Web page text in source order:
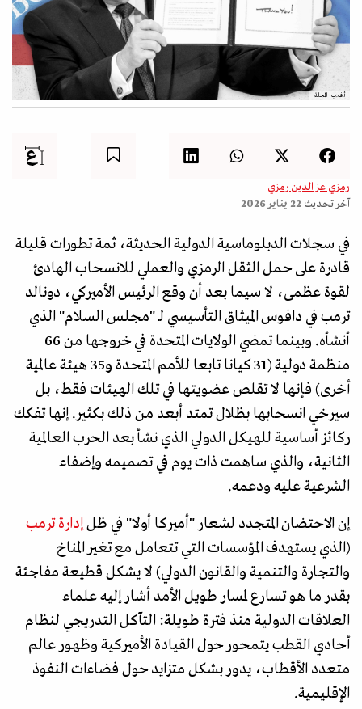
أ.ف.ب- المجلة
رمزي عز الدين رمزي
آخر تحديث 22 يناير 2026
في سجلات الدبلوماسية الدولية الحديثة، ثمة تطورات قليلة
قادرة على حمل الثقل الرمزي والعملي للانسحاب الهادئ
لقوة عظمى، لا سيما بعد أن وقع الرئيس الأميركي، دونالد
ترمب في دافوس الميثاق التأسيسي لـ "مجلس السلام" الذي
أنشأه. وبينما تمضي الولايات المتحدة في خروجها من 66
منظمة دولية (31 كيانا تابعا للأمم المتحدة و35 هيئة عالمية
أخرى) فإنها لا تقلص عضويتها في تلك الهيئات فقط، بل
سيرخي انسحابها بظلال تمتد أبعد من ذلك بكثير. إنها تفكك
ركائز أساسية للهيكل الدولي الذي نشأ بعد الحرب العالمية
الثانية، والذي ساهمت ذات يوم في تصميمه وإضفاء
الشرعية عليه ودعمه.
إن الاحتضان المتجدد لشعار "أميركا أولا" في ظلإدارة ترمب
(الذي يستهدف المؤسسات التي تتعامل مع تغير المناخ
والتجارة والتنمية والقانون الدولي) لا يشكل قطيعة مفاجئة
بقدر ما هو تسارع لمسار طويل الأمد أشار إليه علماء
العلاقات الدولية منذ فترة طويلة: التآكل التدريجي لنظام
أحادي القطب يتمحور حول القيادة الأميركية وظهور عالم
متعدد الأقطاب، يدور بشكل متزايد حول فضاءات النفوذ
الإقليمية.